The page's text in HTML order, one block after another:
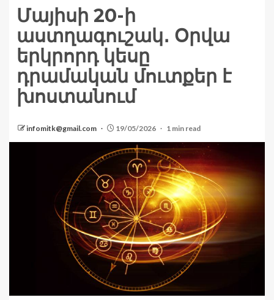
Մայիսի 20-ի
աստղագուշակ․ Օրվա
երկրորդ կեսը
դրամական մուտքեր է
խոստանում
infomitk@gmail.com 19/05/2026 1 min read